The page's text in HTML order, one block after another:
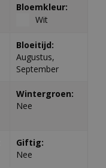
Bloemkleur:
Wit
Bloeitijd:
Augustus,
September
Wintergroen:
Nee
Giftig:
Nee